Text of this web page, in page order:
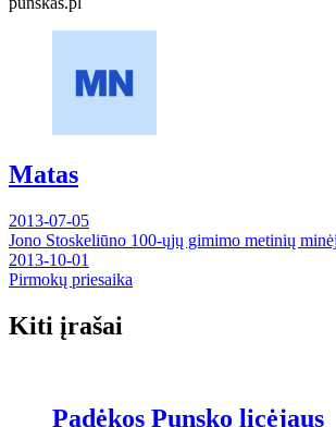
Matas
Navigacija
tarp
įrašų
2013-07-05
Jono Stoskeliūno 100-ųjų gimimo metinių
2013-10-01
Pirmokų priesaika
Kiti įrašai
Padėkos Punsko licėjaus